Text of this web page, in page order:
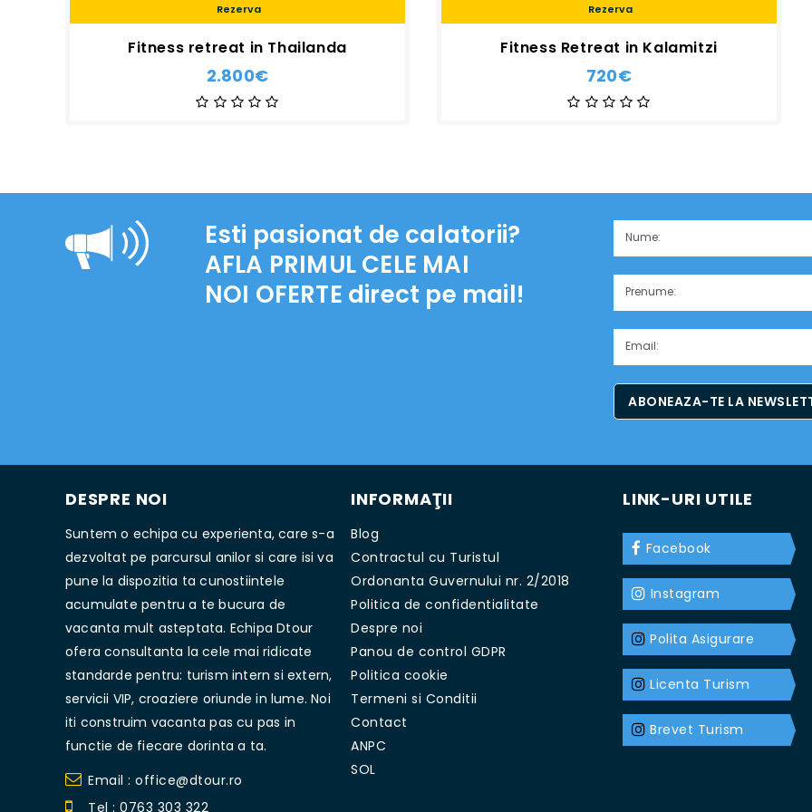
Rezerva
Fitness retreat in Thailanda
2.800€
Rezerva
Fitness Retreat in Kalamitzi
720€
Esti pasionat de calatorii?
AFLA PRIMUL CELE MAI
NOI OFERTE direct pe mail!
ABONEAZA-TE LA
DESPRE NOI
Suntem o echipa cu experienta, care s-a
dezvoltat pe parcursul anilor si care isi va
pune la dispozitia ta cunostiintele
acumulate pentru a te bucura de
vacanta mult asteptata. Echipa Dtour
ofera consultanta la cele mai ridicate
standarde pentru: turism intern si extern,
servicii VIP, croaziere oriunde in lume. Noi
iti construim vacanta pas cu pas in
functie de fiecare dorinta a ta.
Email : office@dtour.ro
Tel : 0763 303 322
INFORMAŢII
Blog
Contractul cu Turistul
Ordonanta Guvernului nr. 2/2018
Politica de confidentialitate
Despre noi
Panou de control GDPR
Politica cookie
Termeni si Conditii
Contact
ANPC
SOL
LINK-URI UTILE
Facebook
Instagram
Polita Asigurare
Licenta Turism
Brevet Turism